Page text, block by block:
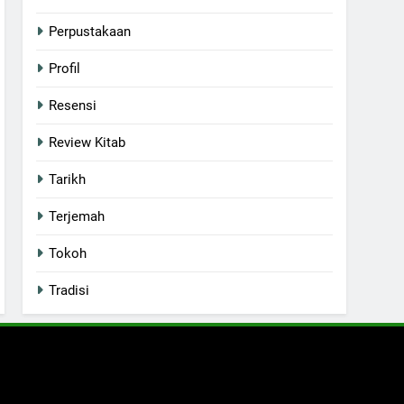
Perpustakaan
Profil
Resensi
Review Kitab
Tarikh
Terjemah
Tokoh
Tradisi